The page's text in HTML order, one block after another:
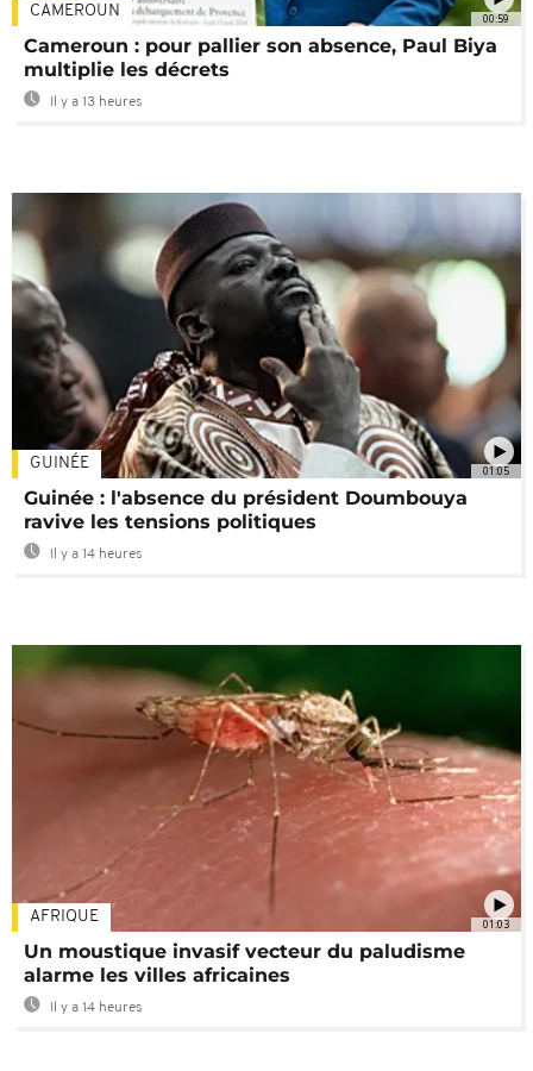
00:59
CAMEROUN
Cameroun : pour pallier son absence, Paul Biya
multiplie les décrets
Il y a 13 heures
01:05
GUINÉE
Guinée : l'absence du président Doumbouya
ravive les tensions politiques
Il y a 14 heures
01:03
AFRIQUE
Un moustique invasif vecteur du paludisme
alarme les villes africaines
Il y a 14 heures